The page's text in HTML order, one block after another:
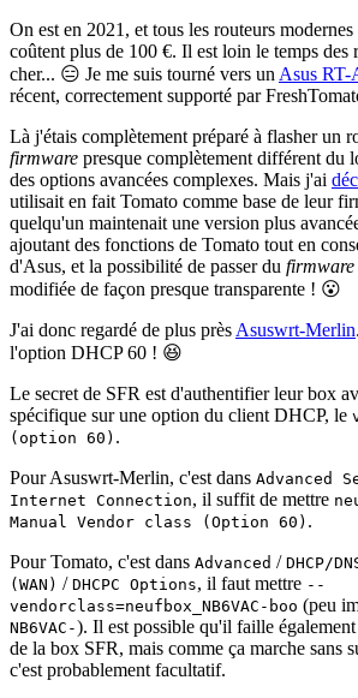
On est en 2021, et tous les routeurs
coûtent plus de 100 €. Il est loin le temps des
cher... 😑 Je me suis tourné vers un Asus
récent, correctement supporté par
Là j'étais complètement préparé à flasher un
firmware presque complètement différent du
des options avancées complexes. Mais j'ai
utilisait en fait Tomato comme base de leur
quelqu'un maintenait une version plus
ajoutant des fonctions de Tomato tout en
d'Asus, et la possibilité de passer du firmware
modifiée de façon presque transparente ! 😮
J'ai donc regardé de plus près Asuswrt-Merlin
l'option DHCP 60 ! 😆
Le secret de SFR est d'authentifier leur box
spécifique sur une option du client DHCP, le
(option 60) .
Pour Asuswrt-Merlin, c'est dans Advanced
Internet Connection, il suffit de mettre
Manual Vendor class (Option 60) .
Pour Tomato, c'est dans Advanced / DHCP/
(WAN) / DHCPC Options, il faut mettre --
vendorclass=neufbox_NB6VAC-boo (peu
NB6VAC-). Il est possible qu'il faille
de la box SFR, mais comme ça marche sans
c'est probablement facultatif.